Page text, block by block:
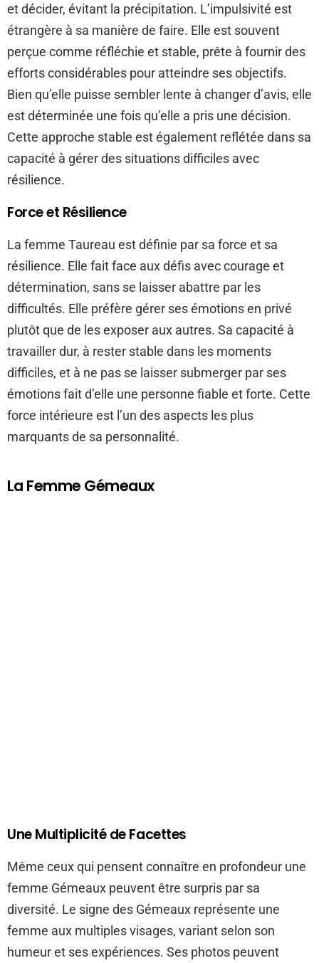
et décider, évitant la précipitation. L’impulsivité est
étrangère à sa manière de faire. Elle est souvent
perçue comme réfléchie et stable, prête à fournir des
efforts considérables pour atteindre ses objectifs.
Bien qu’elle puisse sembler lente à changer d’avis, elle
est déterminée une fois qu’elle a pris une décision.
Cette approche stable est également reflétée dans sa
capacité à gérer des situations difficiles avec
résilience.
Force et Résilience
La femme Taureau est définie par sa force et sa
résilience. Elle fait face aux défis avec courage et
détermination, sans se laisser abattre par les
difficultés. Elle préfère gérer ses émotions en privé
plutôt que de les exposer aux autres. Sa capacité à
travailler dur, à rester stable dans les moments
difficiles, et à ne pas se laisser submerger par ses
émotions fait d’elle une personne fiable et forte. Cette
force intérieure est l’un des aspects les plus
marquants de sa personnalité.
La Femme Gémeaux
Une Multiplicité de Facettes
Même ceux qui pensent connaître en profondeur une
femme Gémeaux peuvent être surpris par sa
diversité. Le signe des Gémeaux représente une
femme aux multiples visages, variant selon son
humeur et ses expériences. Ses photos peuvent